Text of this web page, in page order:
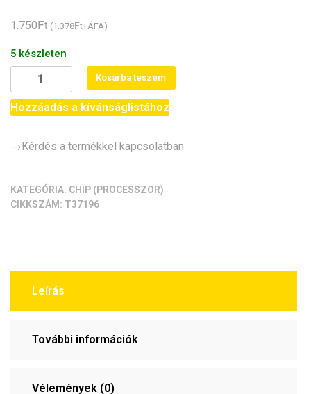
1.750Ft (1.378Ft+ÁFA)
5 készleten
ATMega
8L
/
8A
mennyiség
Kosárba teszem
Hozzáadás a kívánságlistához
→Kérdés a termékkel kapcsolatban
KATEGÓRIA: CHIP (PROCESSZOR)
CIKKSZÁM: T37196
Leírás
További információk
Vélemények (0)